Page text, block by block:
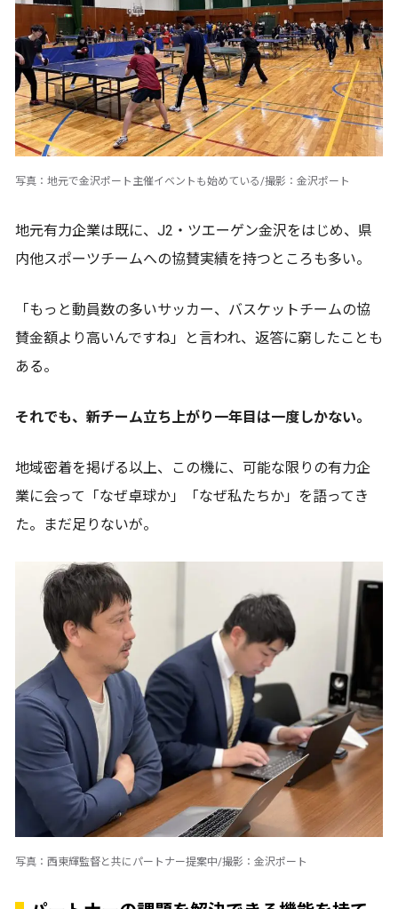
写真：地元で金沢ポート主催イベントも始めている/撮影：金沢ポート
地元有力企業は既に、J2・ツエーゲン金沢をはじめ、県
内他スポーツチームへの協賛実績を持つところも多い。
「もっと動員数の多いサッカー、バスケットチームの協
賛金額より高いんですね」と言われ、返答に窮したことも
ある。
それでも、新チーム立ち上がり一年目は一度しかない。
地域密着を掲げる以上、この機に、可能な限りの有力企
業に会って「なぜ卓球か」「なぜ私たちか」を語ってき
た。まだ足りないが。
写真：西東輝監督と共にパートナー提案中/撮影：金沢ポート